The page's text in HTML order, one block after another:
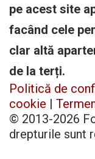
pe acest site
facând cele
clar altă
de la terți.
Politică de
cookie |
© 2013-2026
drepturile sunt